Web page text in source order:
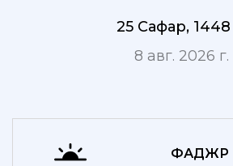
25 Сафар, 1448
8 авг. 2026 г.
ФАДЖР